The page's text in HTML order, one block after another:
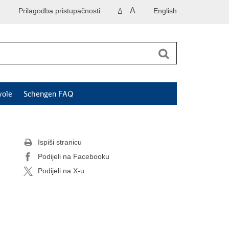
English
A A
Prilagodba pristupačnosti
Schengen FAQ
Ispiši stranicu
Podijeli na Facebooku
Podijeli na X-u